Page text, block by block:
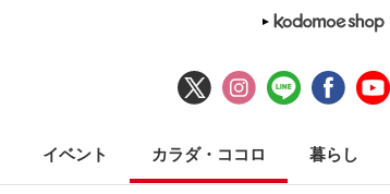
イベント カラダ・ココロ 暮らし